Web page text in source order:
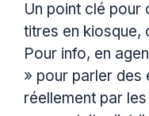
Un point clé pour
titres en kiosque,
Pour info, en
» pour parler des
réellement par